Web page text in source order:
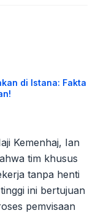
di Istana: Fakta
Kemenhaj, Ian
tim khusus
tanpa henti
ini bertujuan
pemvisaan